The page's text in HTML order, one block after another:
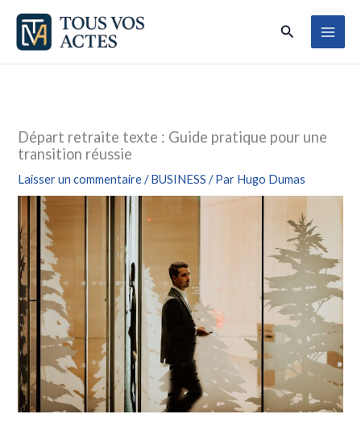
Aller
contenu
Rechercher
Départ retraite texte : Guide pratique pour une
transition réussie
Laisser un commentaire /BUSINESS / Par Hugo Dumas